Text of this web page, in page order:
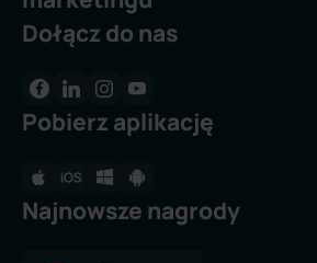
Dołącz do nas
Pobierz aplikację
Najnowsze nagrody